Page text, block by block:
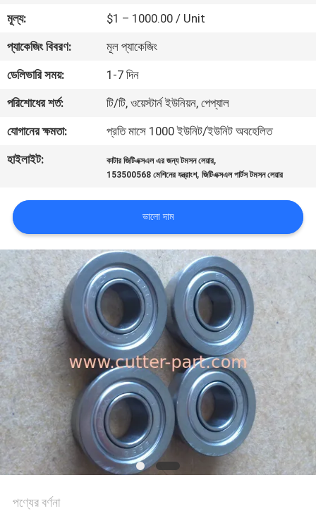
নিয়ন্ত্রণ
যোগাযোগ
করুন
খবর
জন্য
আবেদন
সাইট
ম্যাপ
PRIVACY
POLICY
মূল্য:
$1 – 1000.00 / Unit
প্যাকেজিং বিবরণ:
মূল প্যাকেজিং
ডেলিভারি সময়:
1-7 দিন
পরিশোধের শর্ত:
টি/টি, ওয়েস্টার্ন ইউনিয়ন, পেপ্যাল
যোগানের ক্ষমতা:
প্রতি মাসে 1000 ইউনিট/ইউনিট অবহেলিত
হাইলাইট:
কাটার জিটিএক্সএল এর জন্য টমসন লেয়ার,
153500568 মেশিনের যন্ত্রাংশ,জিটিএক্সএল পার্টস টমসন লেয়ার
ভালো দাম
পণ্যের বর্ণনা